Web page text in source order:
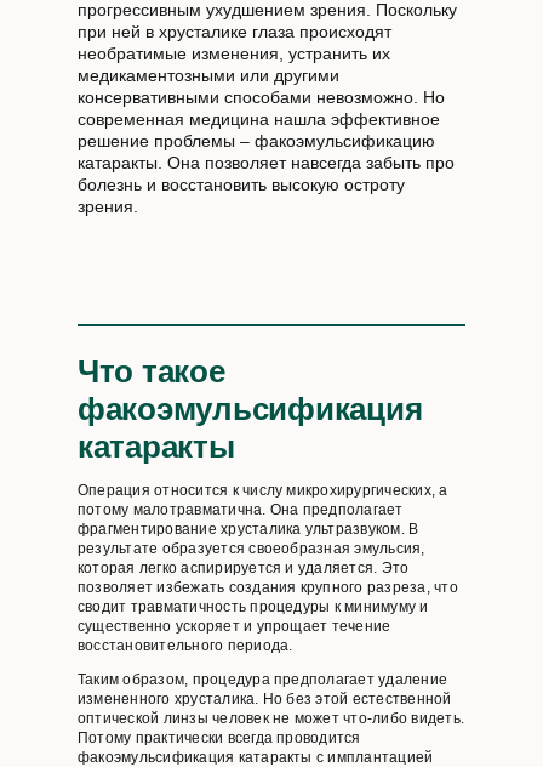
прогрессивным ухудшением зрения. Поскольку
при ней в хрусталике глаза происходят
необратимые изменения, устранить их
медикаментозными или другими
консервативными способами невозможно. Но
современная медицина нашла эффективное
решение проблемы – факоэмульсификацию
катаракты. Она позволяет навсегда забыть про
болезнь и восстановить высокую остроту
зрения.
Что такое
факоэмульсификация
катаракты
Операция относится к числу микрохирургических, а
потому малотравматична. Она предполагает
фрагментирование хрусталика ультразвуком. В
результате образуется своеобразная эмульсия,
которая легко аспирируется и удаляется. Это
позволяет избежать создания крупного разреза, что
сводит травматичность процедуры к минимуму и
существенно ускоряет и упрощает течение
восстановительного периода.
Таким образом, процедура предполагает удаление
измененного хрусталика. Но без этой естественной
оптической линзы человек не может что-либо видеть.
Потому практически всегда проводится
факоэмульсификация катаракты с имплантацией